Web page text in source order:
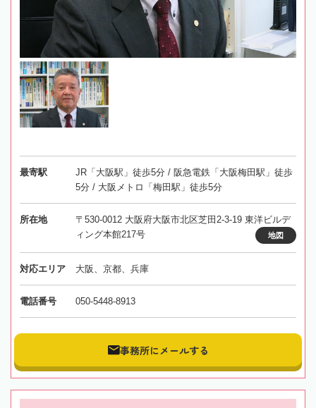
最寄駅
JR「大阪駅」徒歩5分 / 阪急電鉄「大阪梅田駅」徒歩
5分 / 大阪メトロ「梅田駅」徒歩5分
所在地
〒530-0012 大阪府大阪市北区芝田2-3-19 東洋ビルデ
ィング本館217号
地図
対応エリア 大阪、京都、兵庫
電話番号 050-5448-8913
事務所にメールする